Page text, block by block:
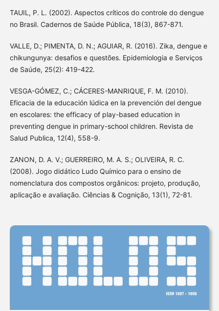
TAUIL, P. L. (2002). Aspectos críticos do controle do dengue
no Brasil. Cadernos de Saúde Pública, 18(3), 867-871.
VALLE, D.; PIMENTA, D. N.; AGUIAR, R. (2016). Zika, dengue e
chikungunya: desafios e questões. Epidemiologia e Serviços
de Saúde, 25(2): 419-422.
VESGA-GÓMEZ, C.; CÁCERES-MANRIQUE, F. M. (2010).
Eficacia de la educación lúdica en la prevención del dengue
en escolares: the efficacy of play-based education in
preventing dengue in primary-school children. Revista de
Salud Publica, 12(4), 558-9.
ZANON, D. A. V.; GUERREIRO, M. A. S.; OLIVEIRA, R. C.
(2008). Jogo didático Ludo Químico para o ensino de
nomenclatura dos compostos orgânicos: projeto, produção,
aplicação e avaliação. Ciências & Cognição, 13(1), 72-81.